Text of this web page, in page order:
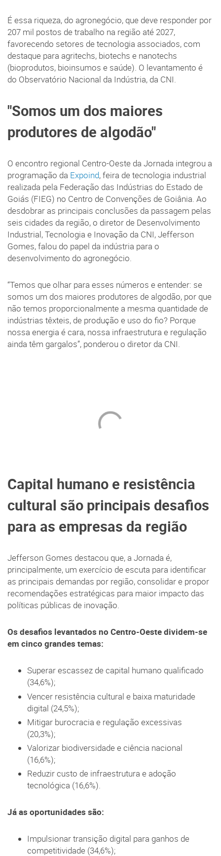
É essa riqueza, do agronegócio, que deve responder por
207 mil postos de trabalho na região até 2027,
favorecendo setores de tecnologia associados, com
destaque para agritechs, biotechs e nanotechs
(bioprodutos, bioinsumos e saúde). O levantamento é
do Observatório Nacional da Indústria, da CNI.
"Somos um dos maiores
produtores de algodão"
O encontro regional Centro-Oeste da Jornada integrou a
programação da Expoind, feira de tecnologia industrial
realizada pela Federação das Indústrias do Estado de
Goiás (FIEG) no Centro de Convenções de Goiânia. Ao
desdobrar as principais conclusões da passagem pelas
seis cidades da região, o diretor de Desenvolvimento
Industrial, Tecnologia e Inovação da CNI, Jefferson
Gomes, falou do papel da indústria para o
desenvolvimento do agronegócio.
“Temos que olhar para esses números e entender: se
somos um dos maiores produtores de algodão, por que
não temos proporcionalmente a mesma quantidade de
indústrias têxteis, de produção e uso do fio? Porque
nossa energia é cara, nossa infraestrutura e regulação
ainda têm gargalos”, ponderou o diretor da CNI.
Capital humano e resistência
cultural são principais desafios
para as empresas da região
Jefferson Gomes destacou que, a Jornada é,
principalmente, um exercício de escuta para identificar
as principais demandas por região, consolidar e propor
recomendações estratégicas para maior impacto das
políticas públicas de inovação.
Os desafios levantados no Centro-Oeste dividem-se
em cinco grandes temas:
Superar escassez de capital humano qualificado
(34,6%);
Vencer resistência cultural e baixa maturidade
digital (24,5%);
Mitigar burocracia e regulação excessivas
(20,3%);
Valorizar biodiversidade e ciência nacional
(16,6%);
Reduzir custo de infraestrutura e adoção
tecnológica (16,6%).
Já as oportunidades são:
Impulsionar transição digital para ganhos de
competitividade (34,6%);